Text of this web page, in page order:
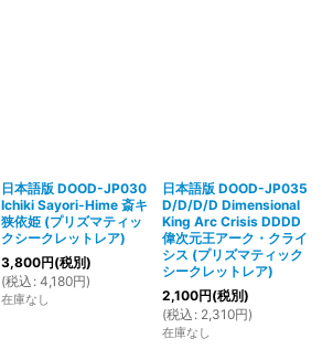
日本語版 DOOD-JP030
Ichiki Sayori-Hime 斎キ
狭依姫 (プリズマティッ
クシークレットレア)
3,800円(税別)
(税込 : 4,180円)
在庫なし
日本語版 DOOD-JP035
D/D/D/D Dimensional
King Arc Crisis DDDD
偉次元王アーク・クライ
シス (プリズマティック
シークレットレア)
2,100円(税別)
(税込 : 2,310円)
在庫なし